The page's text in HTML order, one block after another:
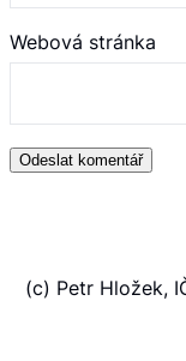
Webová stránka
(c) Petr Hložek,